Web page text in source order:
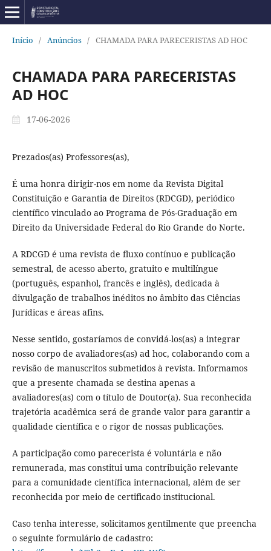
Início / Anúncios / CHAMADA PARA PARECERISTAS AD HOC
CHAMADA PARA PARECERISTAS
AD HOC
17-06-2026
Prezados(as) Professores(as),
É uma honra dirigir-nos em nome da Revista Digital
Constituição e Garantia de Direitos (RDCGD), periódico
científico vinculado ao Programa de Pós-Graduação em
Direito da Universidade Federal do Rio Grande do Norte.
A RDCGD é uma revista de fluxo contínuo e publicação
semestral, de acesso aberto, gratuito e multilíngue
(português, espanhol, francês e inglês), dedicada à
divulgação de trabalhos inéditos no âmbito das Ciências
Jurídicas e áreas afins.
Nesse sentido, gostaríamos de convidá-los(as) a integrar
nosso corpo de avaliadores(as) ad hoc, colaborando com a
revisão de manuscritos submetidos à revista. Informamos
que a presente chamada se destina apenas a
avaliadores(as) com o título de Doutor(a). Sua reconhecida
trajetória acadêmica será de grande valor para garantir a
qualidade científica e o rigor de nossas publicações.
A participação como parecerista é voluntária e não
remunerada, mas constitui uma contribuição relevante
para a comunidade científica internacional, além de ser
reconhecida por meio de certificado institucional.
Caso tenha interesse, solicitamos gentilmente que preencha
o seguinte formulário de cadastro: